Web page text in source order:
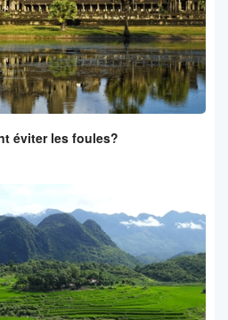
éviter les foules?